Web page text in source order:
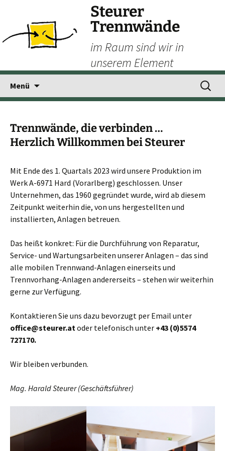
Steurer
Trennwände
im Raum sind wir in
unserem Element
Menü
springen
Suchen
nach:
Trennwände, die verbinden …
Herzlich Willkommen bei Steurer
Mit Ende des 1. Quartals 2023 wird unsere Produktion im
Werk A-6971 Hard (Vorarlberg) geschlossen. Unser
Unternehmen, das 1960 gegründet wurde, wird ab diesem
Zeitpunkt weiterhin die, von uns hergestellten und
installierten, Anlagen betreuen.
Das heißt konkret: Für die Durchführung von Reparatur,
Service- und Wartungsarbeiten unserer Anlagen – das sind
alle mobilen Trennwand-Anlagen einerseits und
Trennvorhang-Anlagen andererseits – stehen wir weiterhin
gerne zur Verfügung.
Kontaktieren Sie uns dazu bevorzugt per Email unter
office@steurer.atoder telefonisch unter +43 (0)5574
727170.
Wir bleiben verbunden.
Mag. Harald Steurer (Geschäftsführer)